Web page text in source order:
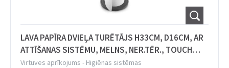
LAVA PAPĪRA DVIEĻA TURĒTĀJS H33CM, D16CM, AR
ATTĪŠANAS SISTĒMU, MELNS, NER.TĒR., TOUCH
THERM PĀRKL., Metaltex
Virtuves aprīkojums - Higiēnas sistēmas